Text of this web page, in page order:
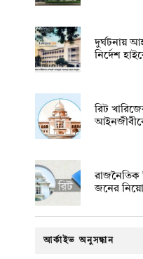
দুর্ঘটনায়
নির্দেশ
রিট
রাজনৈতিক
জনের
আর্কাইভ অনুসন্ধান